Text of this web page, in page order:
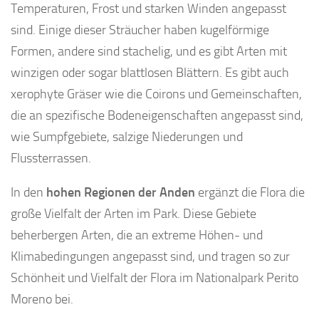
Temperaturen, Frost und starken Winden angepasst
sind. Einige dieser Sträucher haben kugelförmige
Formen, andere sind stachelig, und es gibt Arten mit
winzigen oder sogar blattlosen Blättern. Es gibt auch
xerophyte Gräser wie die Coirons und Gemeinschaften,
die an spezifische Bodeneigenschaften angepasst sind,
wie Sumpfgebiete, salzige Niederungen und
Flussterrassen.
In den hohen Regionen der Anden ergänzt die Flora die
große Vielfalt der Arten im Park. Diese Gebiete
beherbergen Arten, die an extreme Höhen- und
Klimabedingungen angepasst sind, und tragen so zur
Schönheit und Vielfalt der Flora im Nationalpark Perito
Moreno bei.